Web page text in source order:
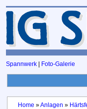
Spannwerk Foto-Galerie
Home »Anlagen »